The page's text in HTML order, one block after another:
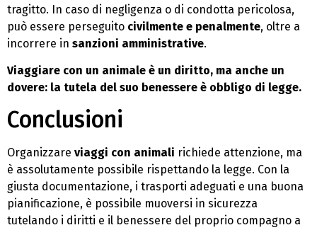
tragitto. In caso di negligenza o di condotta pericolosa,
può essere perseguito civilmente e penalmente, oltre a
incorrere in sanzioni amministrative.
Viaggiare con un animale è un diritto, ma anche un
dovere: la tutela del suo benessere è obbligo di legge.
Conclusioni
Organizzare viaggi con animali richiede attenzione, ma
è assolutamente possibile rispettando la legge. Con la
giusta documentazione, i trasporti adeguati e una buona
pianificazione, è possibile muoversi in sicurezza
tutelando i diritti e il benessere del proprio compagno a